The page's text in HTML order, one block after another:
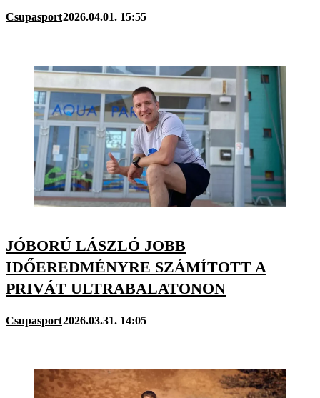
Csupasport2026.04.01. 15:55
JÓBORÚ LÁSZLÓ JOBB
IDŐEREDMÉNYRE SZÁMÍTOTT A
PRIVÁT ULTRABALATONON
Csupasport2026.03.31. 14:05